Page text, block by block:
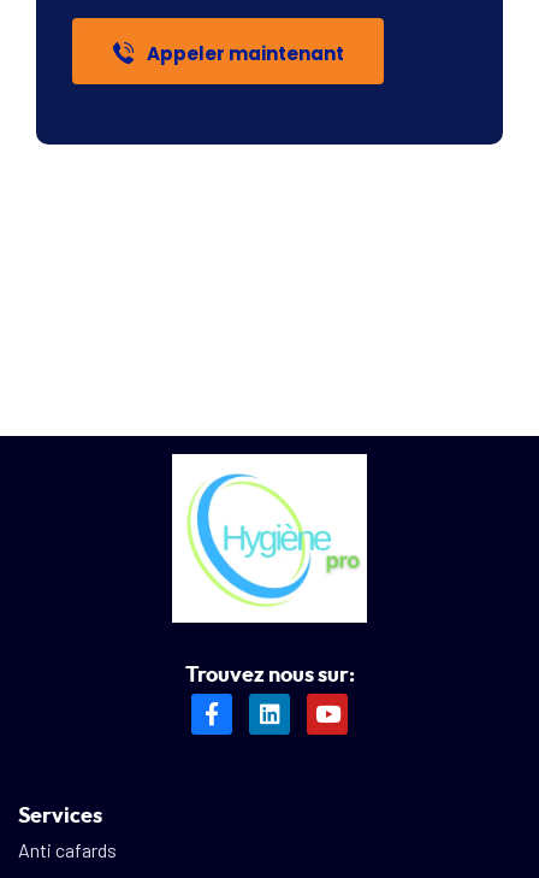
Appeler maintenant
Trouvez nous sur:
Services
Anti cafards